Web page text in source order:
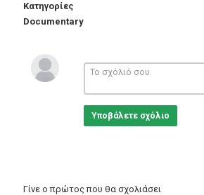
Κατηγορίες
Documentary
Υποβάλετε σχόλιο
Γίνε ο πρώτος που θα σχολιάσει